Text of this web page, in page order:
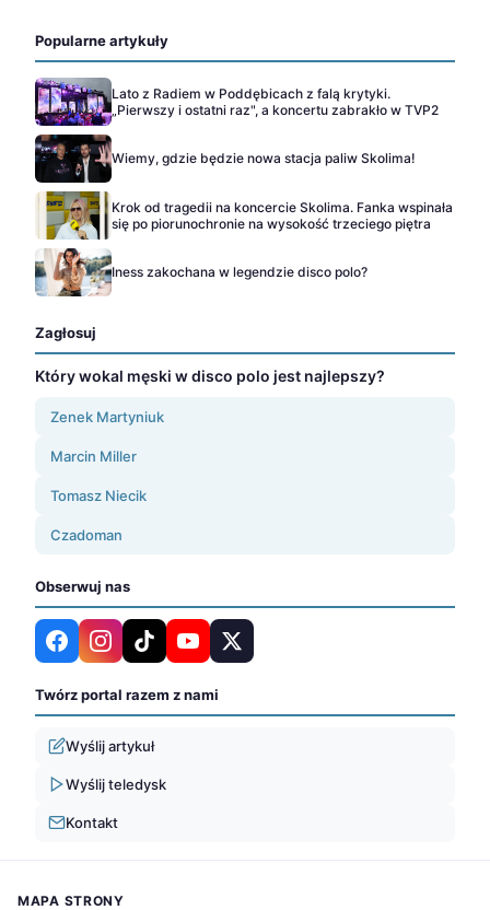
Popularne artykuły
Lato z Radiem w Poddębicach z falą krytyki.
„Pierwszy i ostatni raz", a koncertu zabrakło w TVP2
Wiemy, gdzie będzie nowa stacja paliw Skolima!
Krok od tragedii na koncercie Skolima. Fanka wspinała
się po piorunochronie na wysokość trzeciego piętra
Iness zakochana w legendzie disco polo?
Zagłosuj
Który wokal męski w disco polo jest najlepszy?
Zenek Martyniuk
Marcin Miller
Tomasz Niecik
Czadoman
Obserwuj nas
Twórz portal razem z nami
Wyślij artykuł
Wyślij teledysk
Kontakt
MAPA STRONY